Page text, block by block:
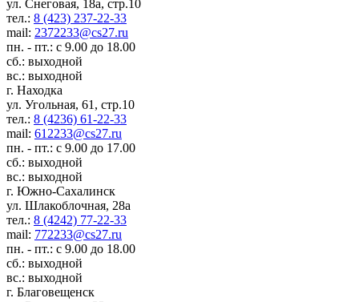
ул. Снеговая, 18а, стр.10
тел.: 8 (423) 237-22-33
mail: 2372233@cs27.ru
пн. - пт.: с 9.00 до 18.00
сб.: выходной
вс.: выходной
г. Находка
ул. Угольная, 61, стр.10
тел.: 8 (4236) 61-22-33
mail: 612233@cs27.ru
пн. - пт.: с 9.00 до 17.00
сб.: выходной
вс.: выходной
г. Южно-Сахалинск
ул. Шлакоблочная, 28а
тел.: 8 (4242) 77-22-33
mail: 772233@cs27.ru
пн. - пт.: с 9.00 до 18.00
сб.: выходной
вс.: выходной
г. Благовещенск